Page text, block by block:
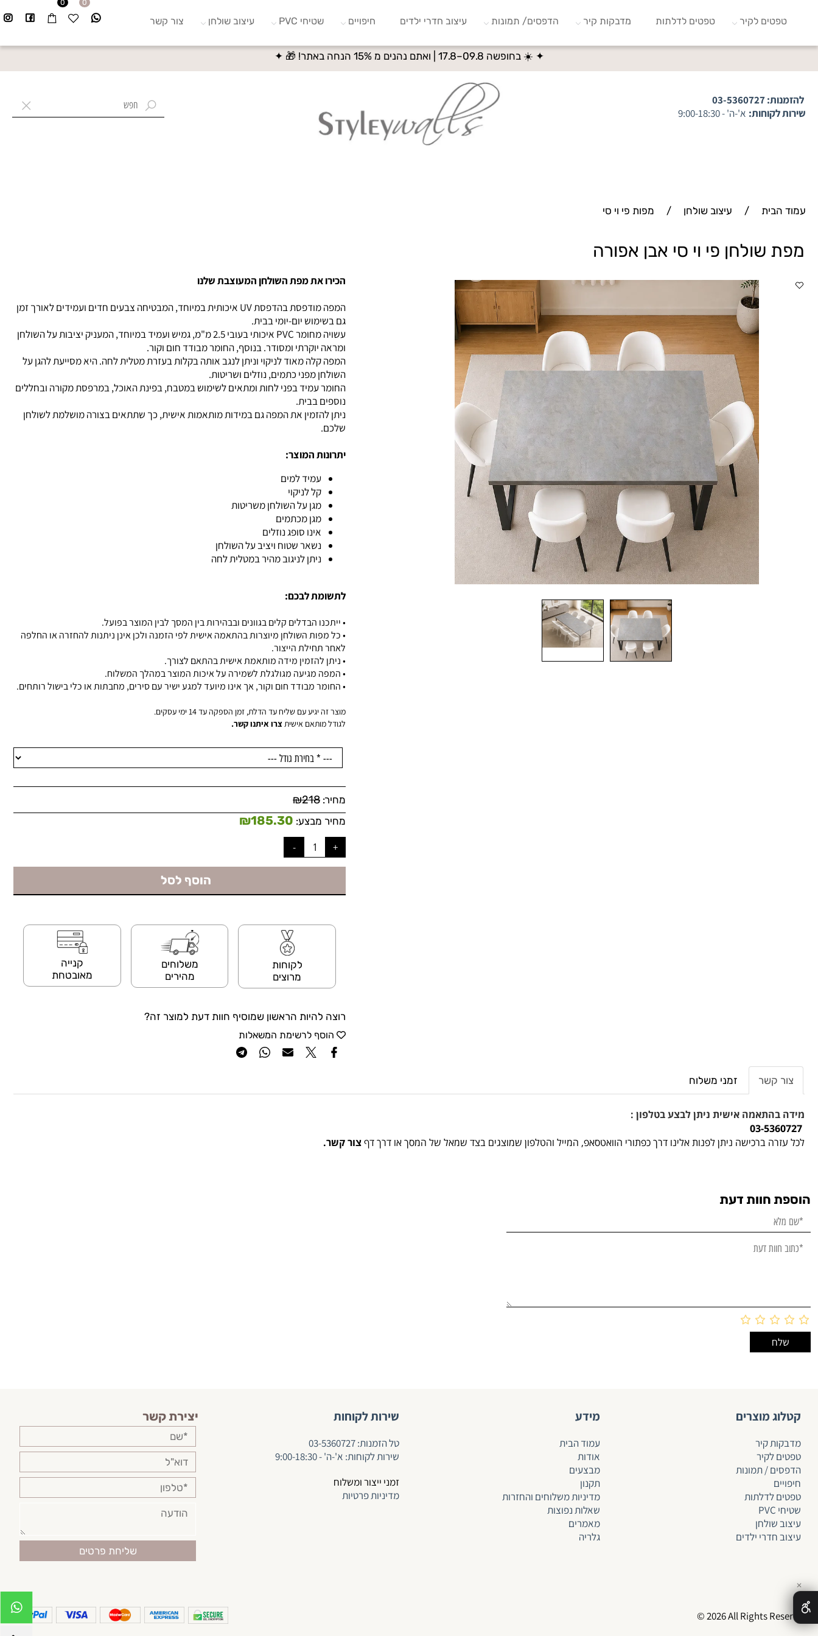
✦ ☀️ בחופשה 09.8–17.8 | ואתם נהנים מ 15% הנחה באתר! 🎁 ✦
להזמנות:03-5360727
שירות לקוחות: א'-ה' - 9:00-18:30
0 0
טפטים לקיר טפטים לדלתות מדבקות קיר הדפסים/ תמונות עיצוב חדרי ילדים חיפויים שטיחי PVC עיצוב שולחן צור קשר
עמוד הבית / עיצוב שולחן / מפות פי וי סי
מפת שולחן פי וי סי אבן אפורה
הכירו את מפת השולחן המעוצבת שלנו
המפה מודפסת בהדפסת UV איכותית במיוחד, המבטיחה צבעים חדים ועמידים לאורך זמן
גם בשימוש יום-יומי בבית.
עשויה מחומר PVC איכותי בעובי 2.5 מ"מ, גמיש ועמיד במיוחד, המעניק יציבות על השולחן
ומראה יוקרתי ומסודר. בנוסף, החומר מבודד חום וקור.
המפה קלה מאוד לניקוי וניתן לנגב אותה בקלות בעזרת מטלית לחה. היא מסייעת להגן על
השולחן מפני כתמים, נוזלים ושריטות.
החומר עמיד בפני לחות ומתאים לשימוש במטבח, בפינת האוכל, במרפסת מקורה ובחללים
נוספים בבית.
ניתן להזמין את המפה גם במידות מותאמות אישית, כך שתתאים בצורה מושלמת לשולחן
שלכם.
יתרונות המוצר:
עמיד למים
קל לניקוי
מגן על השולחן משריטות
מגן מכתמים
אינו סופג נוזלים
נשאר שטוח ויציב על השולחן
ניתן לניגוב מהיר במטלית לחה
לתשומת לבכם:
• ייתכנו הבדלים קלים בגוונים ובבהירות בין המסך לבין המוצר בפועל.
• כל מפות השולחן מיוצרות בהתאמה אישית לפי הזמנה ולכן אינן ניתנות להחזרה או החלפה
לאחר תחילת הייצור.
• ניתן להזמין מידה מותאמת אישית בהתאם לצורך.
• המפה מגיעה מגולגלת לשמירה על איכות המוצר במהלך המשלוח.
• החומר מבודד חום וקור, אך אינו מיועד למגע ישיר עם סירים, מחבתות או כלי בישול רותחים.
מוצר זה יגיע עם שליח עד הדלת, זמן הספקה עד 14 ימי עסקים.
לגודל מותאם אישיתצרו איתנו קשר.
מחיר: ₪218
מחיר מבצע: ₪185.30
הוסף לסל
לקוחות
מרוצים
משלוחים
מהירים
קנייה
מאובטחת
רוצה להיות הראשון שמוסיף חוות דעת למוצר זה?
הוסף לרשימת המשאלות
צור קשר זמני משלוח
מידה בהתאמה אישית ניתן לבצע בטלפון :
03-5360727
לכל עזרה ברכישה ניתן לפנות אלינו דרך כפתורי הוואטסאפ, המייל והטלפון שמוצגים בצד שמאל של המסך או דרך דףצור קשר.
הוספת חוות דעת
קטלוג מוצרים
מדבקות קיר
טפטים לקיר
הדפסים / תמונות
חיפויים
טפטים לדלתות
שטיחי PVC
עיצוב שולחן
עיצוב חדרי ילדים
מידע
עמוד הבית
אודות
מבצעים
תקנון
מדיניות משלוחים והחזרות
שאלות נפוצות
מאמרים
גלריה
שירות לקוחות
טל הזמנות:03-5360727
שירות לקוחות: א'-ה' - 9:00-18:30
זמני ייצור ומשלוח
מדיניות פרטיות
יצירת קשר
© 2026 All Rights Reserved
✕